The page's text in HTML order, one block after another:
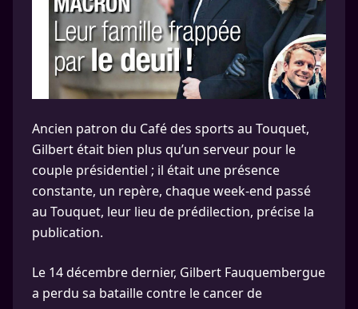
Ancien patron du Café des sports au Touquet,
Gilbert était bien plus qu’un serveur pour le
couple présidentiel ; il était une présence
constante, un repère, chaque week-end passé
au Touquet, leur lieu de prédilection, précise la
publication.
Le 14 décembre dernier, Gilbert Fauquembergue
a perdu sa bataille contre le cancer de